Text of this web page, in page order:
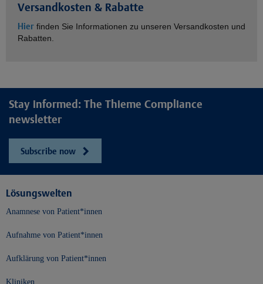
Versandkosten & Rabatte
Hier finden Sie Informationen zu unseren Versandkosten und
Rabatten.
Stay informed: The Thieme Compliance
newsletter
Subscribe now
Lösungswelten
Anamnese von Patient*innen
Aufnahme von Patient*innen
Aufklärung von Patient*innen
Kliniken